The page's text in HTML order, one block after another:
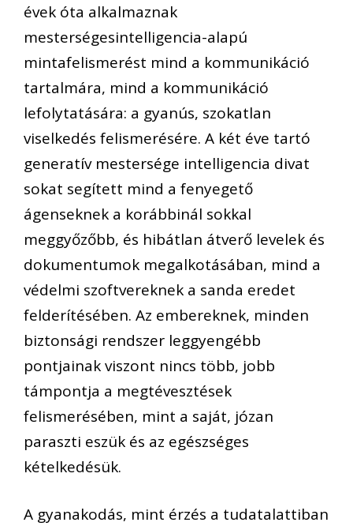
évek óta alkalmaznak
mesterségesintelligencia-alapú
mintafelismerést mind a kommunikáció
tartalmára, mind a kommunikáció
lefolytatására: a gyanús, szokatlan
viselkedés felismerésére. A két éve tartó
generatív mestersége intelligencia divat
sokat segített mind a fenyegető
ágenseknek a korábbinál sokkal
meggyőzőbb, és hibátlan átverő levelek és
dokumentumok megalkotásában, mind a
védelmi szoftvereknek a sanda eredet
felderítésében. Az embereknek, minden
biztonsági rendszer leggyengébb
pontjainak viszont nincs több, jobb
támpontja a megtévesztések
felismerésében, mint a saját, józan
paraszti eszük és az egészséges
kételkedésük.
A gyanakodás, mint érzés a tudatalattiban